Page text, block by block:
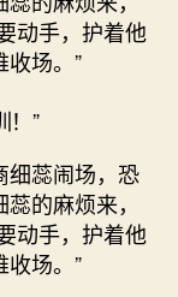
动手，护着他
场。”
”
蕊闹场，恐
的麻烦来，
动手，护着他
场。”